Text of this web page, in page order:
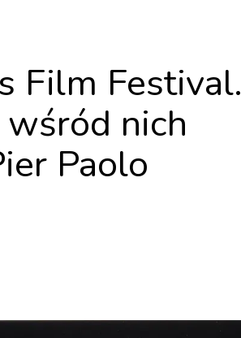
Film Festival.
nich
Paolo